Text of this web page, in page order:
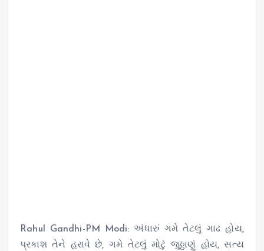
Rahul Gandhi-PM Modi: અંધારું ગમે તેટલું ગાઢ હોય,
પ્રકાશ તેને હરાવે છે, ગમે તેટલું મોટું જુઠ્ઠાણું હોય, સત્ય